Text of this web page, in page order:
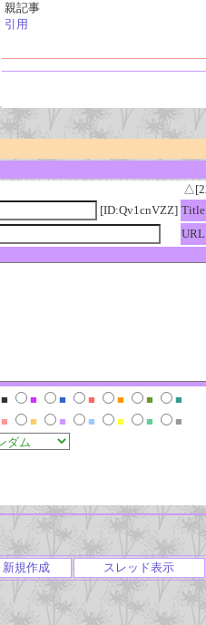
親記事
引用
[ID:Qv1cnVZZ] Title
URL
■ ■ ■ ■ ■ ■
■
■ ■ ■ ■ ■ ■
■
新規作成 スレッド表示